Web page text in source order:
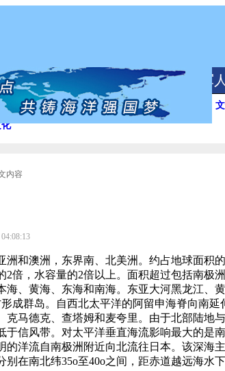
云 海洋文化 海洋视频 领军
建国60周年 后口王姓传承 宗教信仰
内容
洲和澳洲，东界南、北美洲。约占地球面
倍，水容量的2倍以上。面积超过包括南极
海、黄海、东海和南海。东亚大河黑龙江
成群岛。自西北太平洋的阿留申海脊向南
克马德克、查塔姆和麦夸里。由于北部陆
于信风带。对太平洋垂直海流影响最大的
的洋流自南极洲附近向北流往日本。该深
在南北纬35o至40o之间，距赤道越远海水